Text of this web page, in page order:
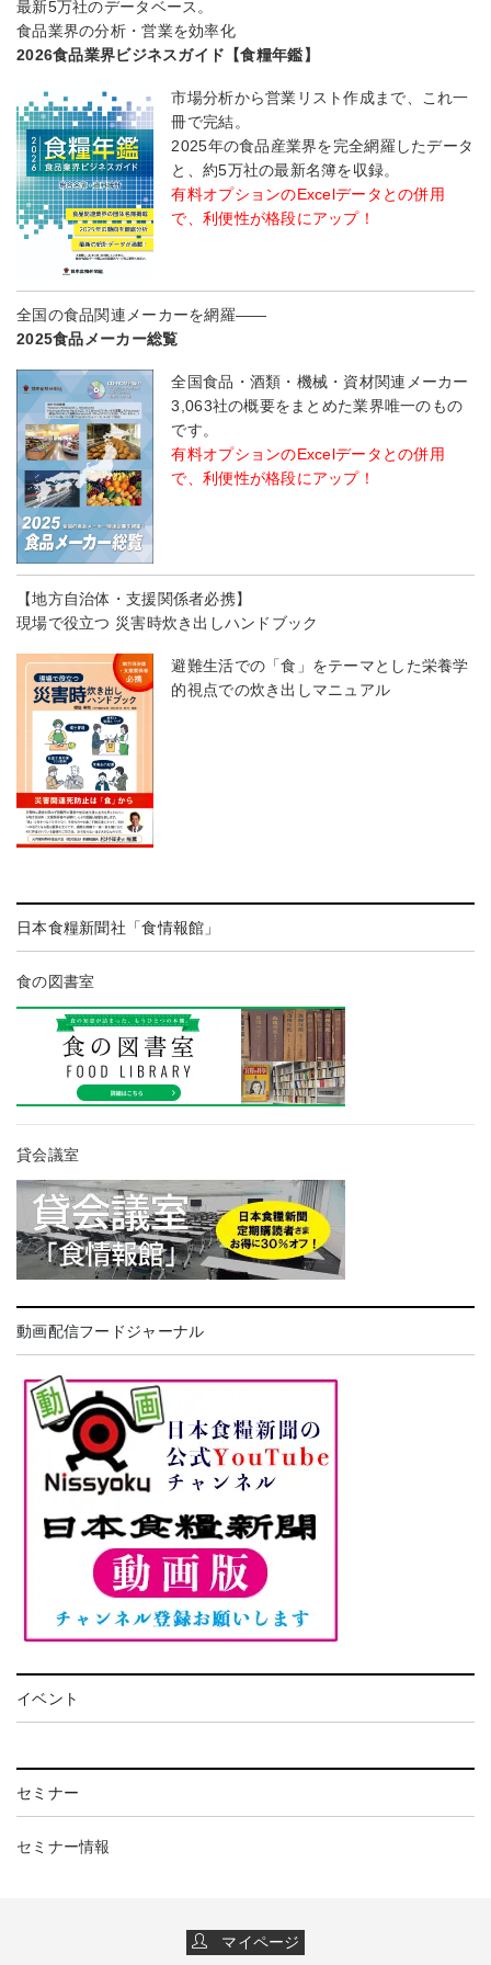
最新5万社のデータベース。
食品業界の分析・営業を効率化
2026食品業界ビジネスガイド【食糧年鑑】
市場分析から営業リスト作成まで、これ一
冊で完結。
2025年の食品産業界を完全網羅したデータ
と、約5万社の最新名簿を収録。
有料オプションのExcelデータとの併用
で、利便性が格段にアップ！
全国の食品関連メーカーを網羅――
2025食品メーカー総覧
全国食品・酒類・機械・資材関連メーカー
3,063社の概要をまとめた業界唯一のもの
です。
有料オプションのExcelデータとの併用
で、利便性が格段にアップ！
【地方自治体・支援関係者必携】
現場で役立つ 災害時炊き出しハンドブック
避難生活での「食」をテーマとした栄養学
的視点での炊き出しマニュアル
日本食糧新聞社「食情報館」
食の図書室
貸会議室
動画配信フードジャーナル
イベント
セミナー
セミナー情報
マイページ